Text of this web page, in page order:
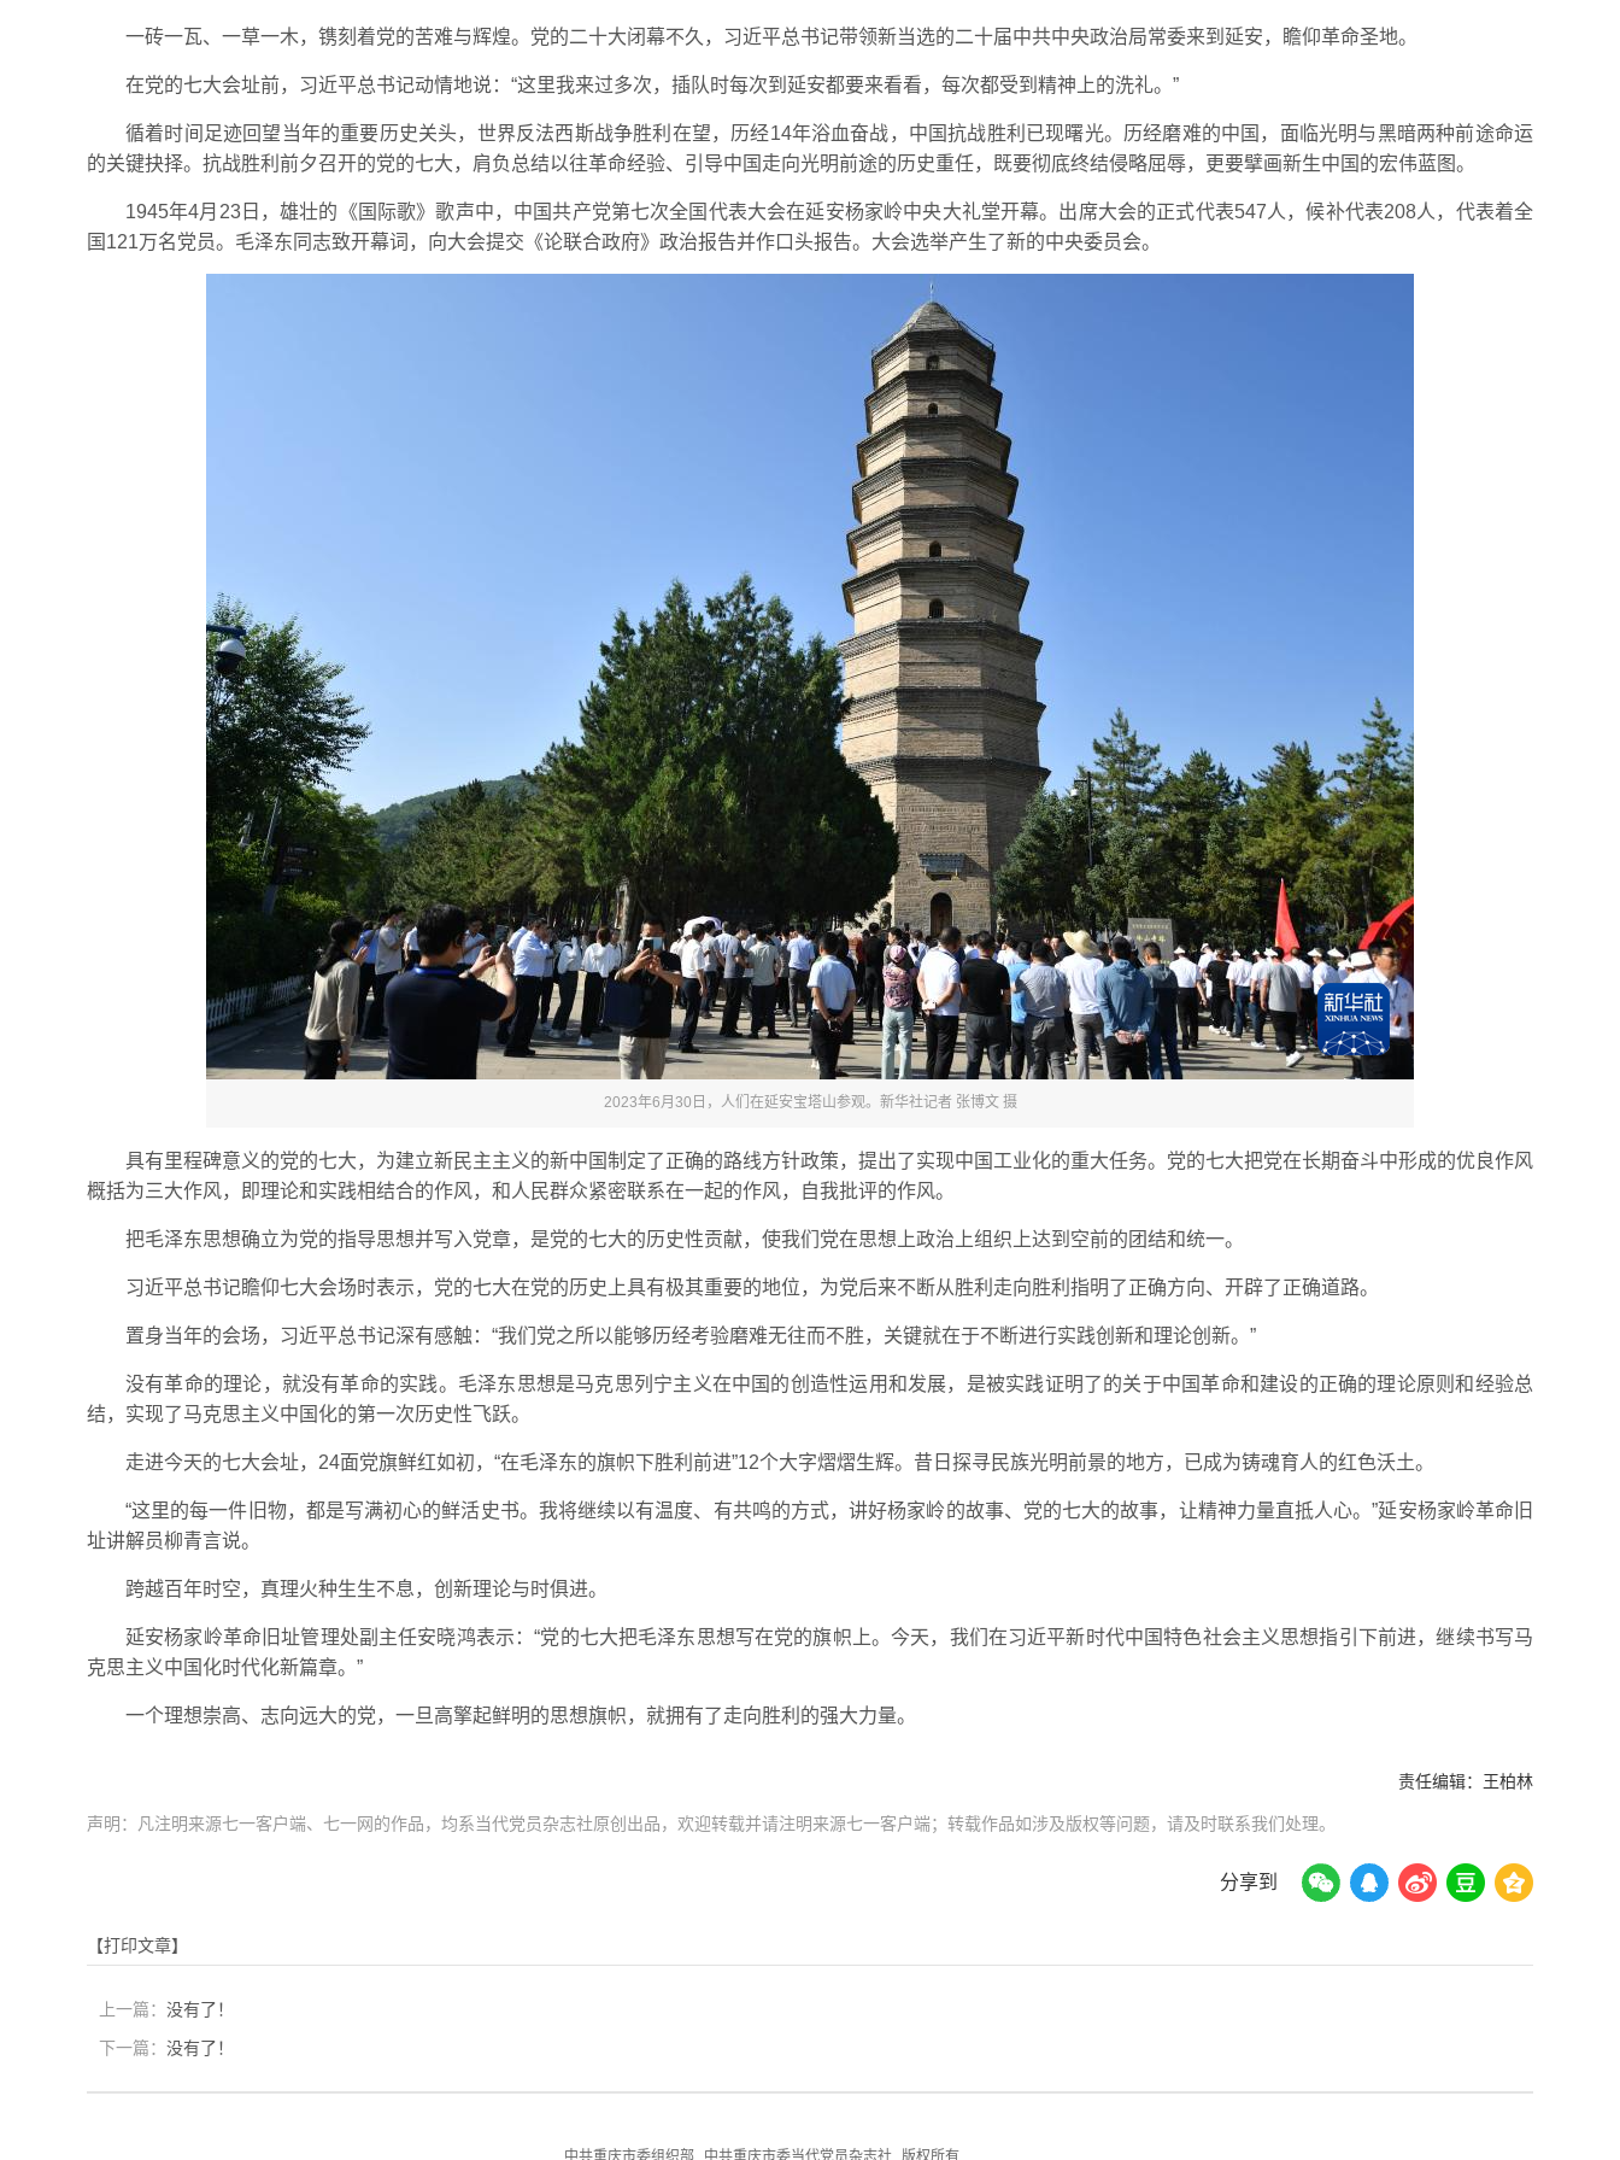
一砖一瓦、一草一木，镌刻着党的苦难与辉煌。党的二十大闭幕不久，习近平总书记带领新当选的二十届中共中央政治局常委来到延安，瞻仰革命圣地。
在党的七大会址前，习近平总书记动情地说：“这里我来过多次，插队时每次到延安都要来看看，每次都受到精神上的洗礼。”
循着时间足迹回望当年的重要历史关头，世界反法西斯战争胜利在望，历经14年浴血奋战，中国抗战胜利已现曙光。历经磨难的中国，面临光明与黑暗两种前途命运
的关键抉择。抗战胜利前夕召开的党的七大，肩负总结以往革命经验、引导中国走向光明前途的历史重任，既要彻底终结侵略屈辱，更要擘画新生中国的宏伟蓝图。
1945年4月23日，雄壮的《国际歌》歌声中，中国共产党第七次全国代表大会在延安杨家岭中央大礼堂开幕。出席大会的正式代表547人，候补代表208人，代表着全
国121万名党员。毛泽东同志致开幕词，向大会提交《论联合政府》政治报告并作口头报告。大会选举产生了新的中央委员会。
2023年6月30日，人们在延安宝塔山参观。新华社记者 张博文 摄
具有里程碑意义的党的七大，为建立新民主主义的新中国制定了正确的路线方针政策，提出了实现中国工业化的重大任务。党的七大把党在长期奋斗中形成的优良作风
概括为三大作风，即理论和实践相结合的作风，和人民群众紧密联系在一起的作风，自我批评的作风。
把毛泽东思想确立为党的指导思想并写入党章，是党的七大的历史性贡献，使我们党在思想上政治上组织上达到空前的团结和统一。
习近平总书记瞻仰七大会场时表示，党的七大在党的历史上具有极其重要的地位，为党后来不断从胜利走向胜利指明了正确方向、开辟了正确道路。
置身当年的会场，习近平总书记深有感触：“我们党之所以能够历经考验磨难无往而不胜，关键就在于不断进行实践创新和理论创新。”
没有革命的理论，就没有革命的实践。毛泽东思想是马克思列宁主义在中国的创造性运用和发展，是被实践证明了的关于中国革命和建设的正确的理论原则和经验总
结，实现了马克思主义中国化的第一次历史性飞跃。
走进今天的七大会址，24面党旗鲜红如初，“在毛泽东的旗帜下胜利前进”12个大字熠熠生辉。昔日探寻民族光明前景的地方，已成为铸魂育人的红色沃土。
“这里的每一件旧物，都是写满初心的鲜活史书。我将继续以有温度、有共鸣的方式，讲好杨家岭的故事、党的七大的故事，让精神力量直抵人心。”延安杨家岭革命旧
址讲解员柳青言说。
跨越百年时空，真理火种生生不息，创新理论与时俱进。
延安杨家岭革命旧址管理处副主任安晓鸿表示：“党的七大把毛泽东思想写在党的旗帜上。今天，我们在习近平新时代中国特色社会主义思想指引下前进，继续书写马
克思主义中国化时代化新篇章。”
一个理想崇高、志向远大的党，一旦高擎起鲜明的思想旗帜，就拥有了走向胜利的强大力量。
责任编辑： 王柏林
声明：凡注明来源七一客户端、七一网的作品，均系当代党员杂志社原创出品，欢迎转载并请注明来源七一客户端；转载作品如涉及版权等问题，请及时联系我们处理。
分享到
【打印文章】
上一篇： 没有了！
下一篇： 没有了！
中共重庆市委组织部 中共重庆市委当代党员杂志社 版权所有